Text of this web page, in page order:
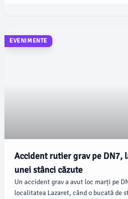
EVENIMENTE
Accident rutier grav pe DN7,
unei stânci căzute
Un accident grav a avut loc marți pe
localitatea Lazaret, când o bucată de